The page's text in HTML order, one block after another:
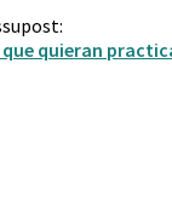
quieran